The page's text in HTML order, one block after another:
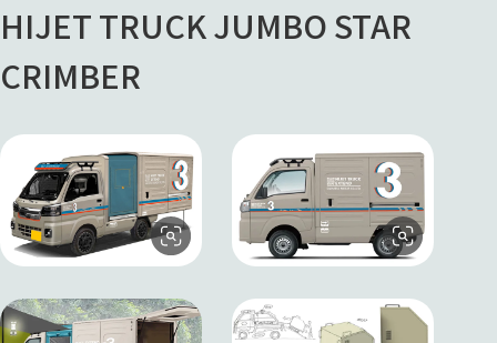
HIJET TRUCK JUMBO STAR
CRIMBER